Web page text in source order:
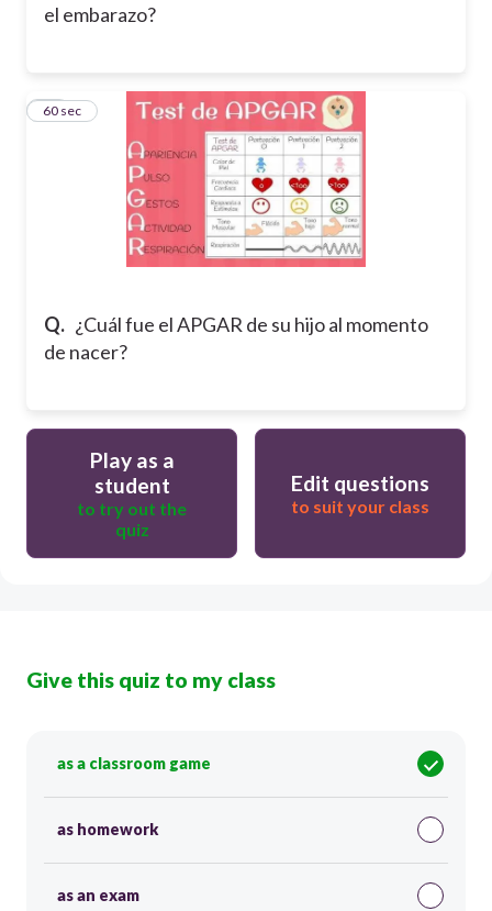
el embarazo?
Q. ¿Cuál fue el APGAR de su hijo al momento
de nacer?
10
60 sec
Play as a
student
to try out the
quiz
Edit questions
to suit your class
Give this quiz to my class
as a classroom game
as homework
as an exam